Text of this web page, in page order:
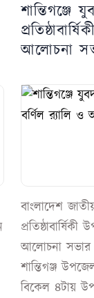
শান্তিগঞ্জে
আলোচনা
বাংলাদেশ
আলোচনা
শান্তিগঞ্জ
বিকেল ৪টায়